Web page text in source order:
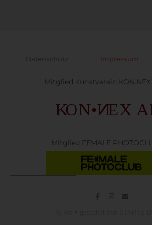
Datenschutz Impressum
Mitglied Kunstverein KON.NEX
Mitglied FEMALE